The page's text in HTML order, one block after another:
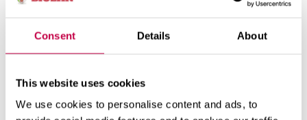
Consent Details About
This website uses cookies
We use cookies to personalise content and ads, to
Projekti eesmärk on parandada ettevõttes
ressursikasutust ja ressursitootlikkust ning
paraneb ressursikasutus 1,18 %. Euroopa
Regionaalarengu Fondi toetuse summa on 117 675